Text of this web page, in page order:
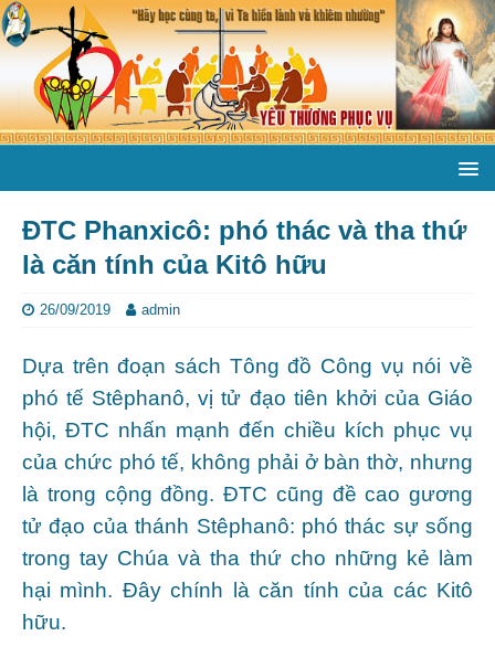
ĐTC Phanxicô: phó thác và tha thứ
là căn tính của Kitô hữu
26/09/2019 admin
Dựa trên đoạn sách Tông đồ Công vụ nói về
phó tế Stêphanô, vị tử đạo tiên khởi của Giáo
hội, ĐTC nhấn mạnh đến chiều kích phục vụ
của chức phó tế, không phải ở bàn thờ, nhưng
là trong cộng đồng. ĐTC cũng đề cao gương
tử đạo của thánh Stêphanô: phó thác sự sống
trong tay Chúa và tha thứ cho những kẻ làm
hại mình. Đây chính là căn tính của các Kitô
hữu.